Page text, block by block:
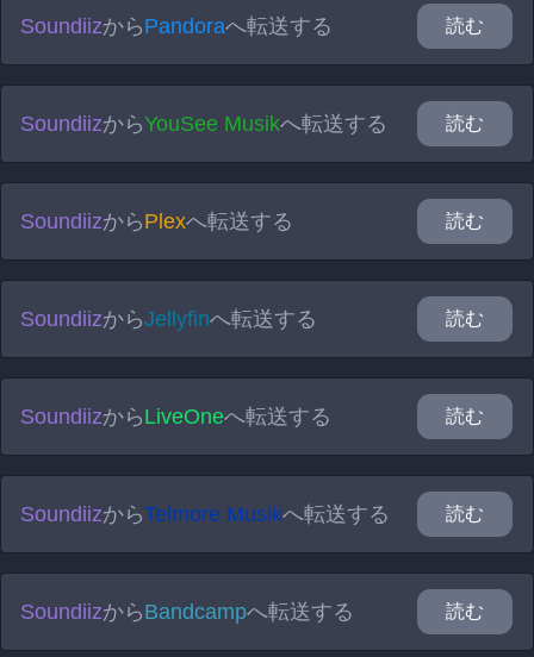
SoundiizからPandoraへ転送する 読む
SoundiizからYouSee Musikへ転送する 読む
SoundiizからPlexへ転送する 読む
SoundiizからJellyfinへ転送する 読む
SoundiizからLiveOneへ転送する 読む
SoundiizからTelmore Musikへ転送する 読む
SoundiizからBandcampへ転送する 読む